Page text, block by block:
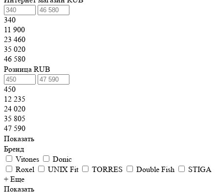
340
11 900
23 460
35 020
46 580
Розница RUB
450
12 235
24 020
35 805
47 590
Показать
Бренд
Vitones
Donic
Roxel
UNIX Fit TORRES Double Fish
STIGA
+ Еще
Показать